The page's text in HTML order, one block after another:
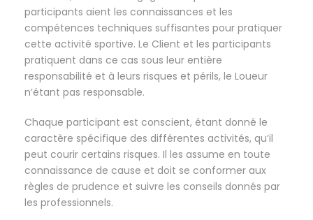
participants aient les connaissances et les
compétences techniques suffisantes pour pratiquer
cette activité sportive. Le Client et les participants
pratiquent dans ce cas sous leur entière
responsabilité et à leurs risques et périls, le Loueur
n’étant pas responsable.
Chaque participant est conscient, étant donné le
caractère spécifique des différentes activités, qu’il
peut courir certains risques. Il les assume en toute
connaissance de cause et doit se conformer aux
règles de prudence et suivre les conseils donnés par
les professionnels.